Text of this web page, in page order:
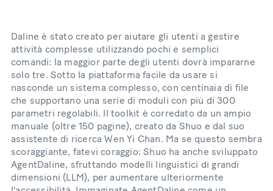
Daline è stato creato per aiutare gli utenti a gestire
attività complesse utilizzando pochi e semplici
comandi: la maggior parte degli utenti dovrà impararne
solo tre. Sotto la piattaforma facile da usare si
nasconde un sistema complesso, con centinaia di file
che supportano una serie di moduli con più di 300
parametri regolabili. Il toolkit è corredato da un ampio
manuale (oltre 150 pagine), creato da Shuo e dal suo
assistente di ricerca Wen Yi Chan. Ma se questo sembra
scoraggiante, fatevi coraggio: Shuo ha anche sviluppato
AgentDaline, sfruttando modelli linguistici di grandi
dimensioni (LLM), per aumentare ulteriormente